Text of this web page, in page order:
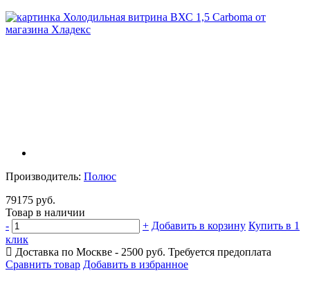
Производитель: Полюс
79175 руб.
Товар в наличии
-
+ Добавить в корзину Купить в 1
клик
Доставка по Москве - 2500 руб. Требуется предоплата
Сравнить товар Добавить в избранное